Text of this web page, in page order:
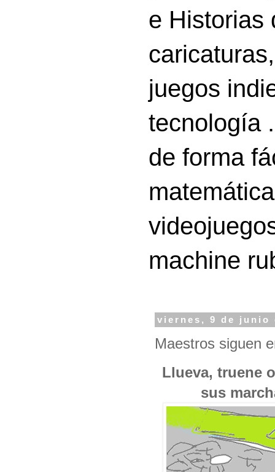
e Historias
juegos
tecnología
de forma
machine
viernes, 9 de junio
Maestros siguen
Llueva, truene
sus